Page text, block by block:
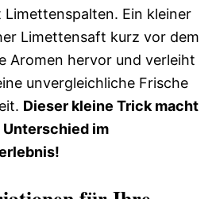
Ein kleiner
Limettensaft kurz vor dem
Aromen hervor und verleiht
unvergleichliche Frische
Dieser kleine Trick macht
im